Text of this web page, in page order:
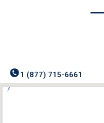
1 (877) 715-6661